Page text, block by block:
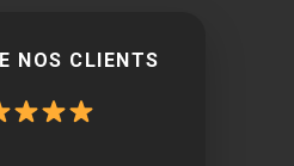
NOS CLIENTS